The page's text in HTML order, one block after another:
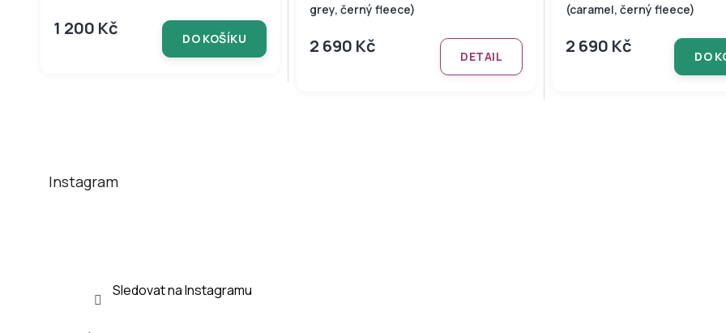
1 200 Kč DO KOŠÍKU
grey, černý fleece)
2 690 Kč DETAIL
(caramel, černý fleece)
2 690 Kč DO
Instagram
Sledovat na Instagramu